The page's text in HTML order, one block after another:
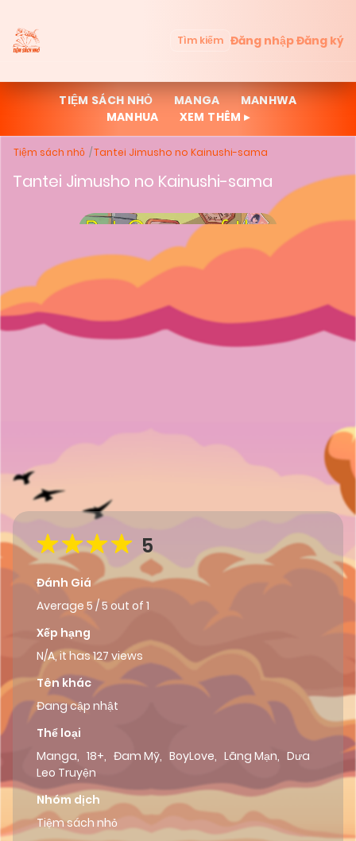
Tìm kiếm Đăng nhậpĐăng ký
TIỆM SÁCH NHỎ MANGA
MANHWA
MANHUA
XEM THÊM ▸
Tiệm sách nhỏ Tantei Jimusho no Kainushi-sama
Tantei Jimusho no Kainushi-sama
5
Đánh Giá
Average 5 /5 out of 1
Xếp hạng
N/A, it has 127 views
Tên khác
Đang cập nhật
Thể loại
Manga, 18+, Đam Mỹ, BoyLove, Lãng Mạn, Dưa
Leo Truyện
Nhóm dịch
Tiệm sách nhỏ